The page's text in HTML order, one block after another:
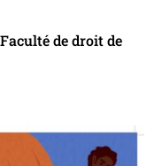
de droit de